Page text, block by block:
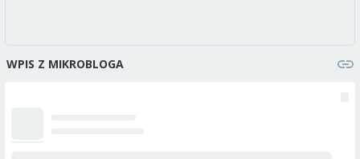
WPIS Z MIKROBLOGA